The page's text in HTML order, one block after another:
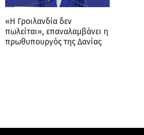
«Η Γροιλανδία δεν
πωλείται», επαναλαμβάνει η
πρωθυπουργός της Δανίας